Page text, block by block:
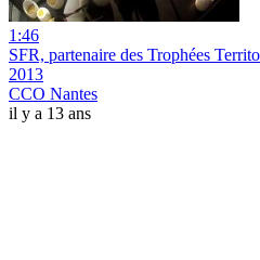
1:46
SFR, partenaire des Trophées
2013
CCO Nantes
il y a 13 ans